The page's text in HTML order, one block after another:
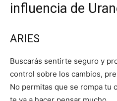
influencia de
ARIES
Buscarás sentirte seguro y
control sobre los cambios,
No permitas que se rompa tu